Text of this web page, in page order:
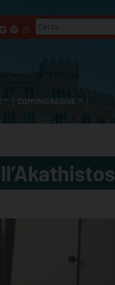
per:
COMUNICAZIONE